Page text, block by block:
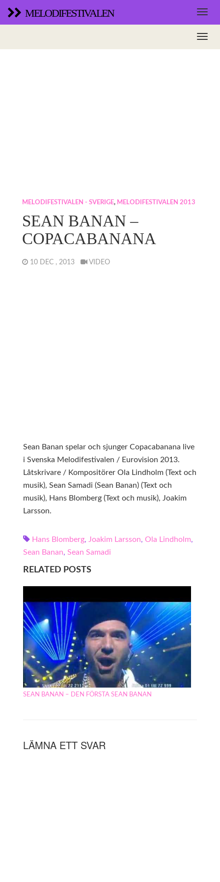
MELODIFESTIVALEN
MELODIFESTIVALEN - SVERIGE, MELODIFESTIVALEN 2013
SEAN BANAN –
COPACABANANA
10 DEC , 2013 VIDEO
Sean Banan spelar och sjunger Copacabanana live
i Svenska Melodifestivalen / Eurovision 2013.
Låtskrivare / Kompositörer Ola Lindholm (Text och
musik), Sean Samadi (Sean Banan) (Text och
musik), Hans Blomberg (Text och musik), Joakim
Larsson.
Hans Blomberg, Joakim Larsson, Ola Lindholm,
Sean Banan, Sean Samadi
RELATED POSTS
SEAN BANAN – DEN FÖRSTA SEAN BANAN
LÄMNA ETT SVAR